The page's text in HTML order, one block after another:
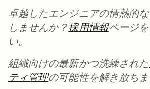
卓越したエンジニアの情熱的
しませんか？採用情報新しい
ページ
い。
組織向けの最新かつ洗練された
ティ管理新しいタブで開く
の可能性を解き放ちま